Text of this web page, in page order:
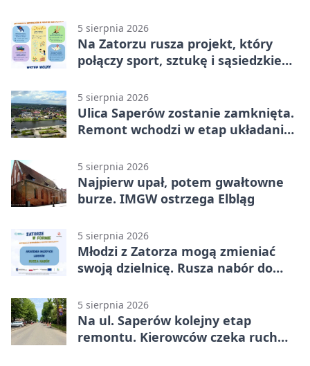
5 sierpnia 2026
Na Zatorzu rusza projekt, który
połączy sport, sztukę i sąsiedzkie
5 sierpnia 2026
Ulica Saperów zostanie zamknięta.
Remont wchodzi w etap układania
5 sierpnia 2026
Najpierw upał, potem gwałtowne
burze. IMGW ostrzega Elbląg
5 sierpnia 2026
Młodzi z Zatorza mogą zmieniać
swoją dzielnicę. Rusza nabór do
5 sierpnia 2026
Na ul. Saperów kolejny etap
remontu. Kierowców czeka ruch